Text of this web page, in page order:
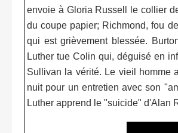
envoie à Gloria Russell le collier
du coupe papier; Richmond, fou
qui est grièvement blessée.
Luther tue Colin qui, déguisé en
Sullivan la vérité. Le vieil homme
nuit pour un entretien avec son
Luther apprend le "suicide" d'Alan